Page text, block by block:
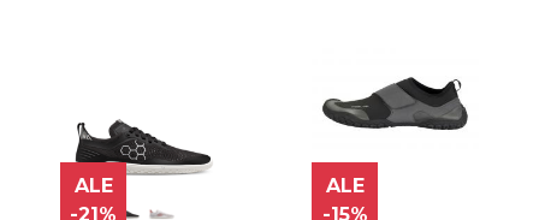
ALE
-21%
ALE
-15%